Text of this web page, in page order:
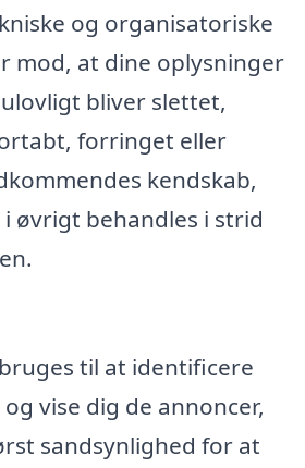
og organisatoriske
mod, at dine oplysninger
bliver slettet,
forringet eller
kendskab,
øvrigt behandles i strid
til at identificere
vise dig de annoncer,
sandsynlighed for at